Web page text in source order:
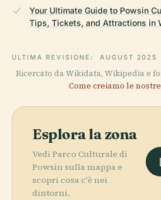
Your Ultimate Guide to Powsin
Tips, Tickets, and Attractions in
ULTIMA REVISIONE: AUGUST 2025
Ricercato da Wikidata, Wikipedia e
Come creiamo le
Esplora la zona
Vedi Parco Culturale di
Powsin sulla mappa e
scopri cosa c'è nei
dintorni.